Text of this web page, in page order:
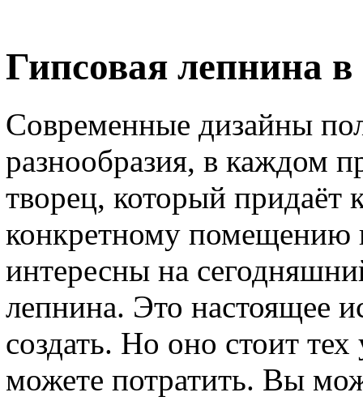
Гипсовая лепнина в
Современные дизайны
разнообразия, в каждом
творец, который придаёт
конкретному помещению
интересны на
лепнина. Это настоящее
создать. Но оно стоит
можете потратить. Вы